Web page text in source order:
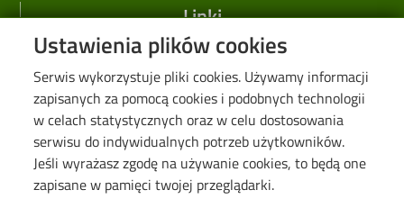
Ustawienia plików cookies
Serwis wykorzystuje pliki cookies. Używamy informacji
zapisanych za pomocą cookies i podobnych technologii
w celach statystycznych oraz w celu dostosowania
serwisu do indywidualnych potrzeb użytkowników.
Jeśli wyrażasz zgodę na używanie cookies, to będą one
zapisane w pamięci twojej przeglądarki.
Linki
Web Dziekanat
Biblioteka PŁ
Galeria "Krótko i węzłowato"
Seminarium "Problemy Ochrony Środowiska"
Deklaracja dostępności cyfrowej
Polityka prywatności